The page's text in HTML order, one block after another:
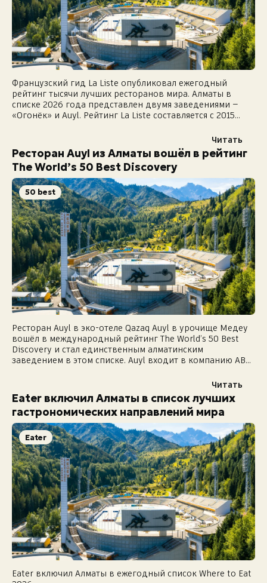
Французский гид La Liste опубликовал ежегодный
рейтинг тысячи лучших ресторанов мира. Алматы в
списке 2026 года представлен двумя заведениями —
«Огонёк» и Auyl. Рейтинг La Liste составляется с 2015
Читать
Ресторан Auyl из Алматы вошёл в рейтинг
The World’s 50 Best Discovery
50 best
Ресторан Auyl в эко-отеле Qazaq Auyl в урочище Медеу
вошёл в международный рейтинг The World’s 50 Best
Discovery и стал единственным алматинским
заведением в этом списке. Auyl входит в компанию ABR
Читать
Eater включил Алматы в список лучших
гастрономических направлений мира
Eater
Eater включил Алматы в ежегодный список Where to Eat